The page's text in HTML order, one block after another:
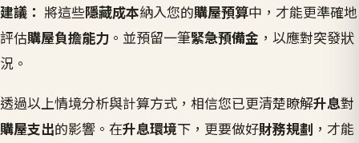
建議： 將這些隱藏成本納入您的購屋預算中，才能更準確地
評估購屋負擔能力 。並預留一筆緊急預備金 ，以應對突發狀
況。
透過以上情境分析與計算方式，相信您已更清楚瞭解升息對
購屋支出的影響。在升息環境下，更要做好財務規劃 ，才能